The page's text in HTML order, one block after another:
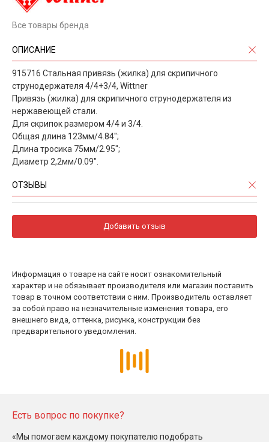
Все товары бренда
ОПИСАНИЕ
915716 Стальная привязь (жилка) для скрипичного
струнодержателя 4/4+3/4, Wittner
Привязь (жилка) для скрипичного струнодержателя из
нержавеющей стали.
Для скрипок размером 4/4 и 3/4.
Общая длина 123мм/4.84";
Длина тросика 75мм/2.95";
Диаметр 2,2мм/0.09".
ОТЗЫВЫ
Добавить отзыв
Информация о товаре на сайте носит ознакомительный
характер и не обязывает производителя или магазин поставить
товар в точном соответствии с ним. Производитель оставляет
за собой право на незначительные изменения товара, его
внешнего вида, оттенка, рисунка, конструкции без
предварительного уведомления.
Есть вопрос по покупке?
«Мы помогаем каждому покупателю подобрать